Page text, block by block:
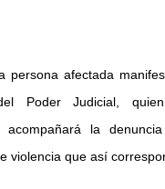
afectada
Poder Judicial,
acompañará la
violencia que así